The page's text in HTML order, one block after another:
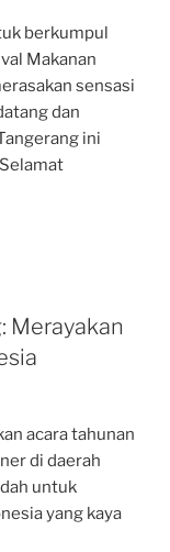
berkumpul
Makanan
sensasi
dan
ini
Merayakan
acara tahunan
di daerah
untuk
yang kaya